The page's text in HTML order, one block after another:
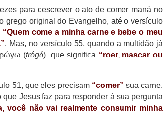
para descrever o ato de comer maná no
grego original do Evangelho, até o versículo
“Quem come a minha carne e bebe o meu
. Mas, no versículo 55, quando a multidão já
(trógó), que significa “roer, mascar ou
51, que eles precisam “comer” sua carne.
Jesus faz para responder à sua pergunta
você não vai realmente consumir minha